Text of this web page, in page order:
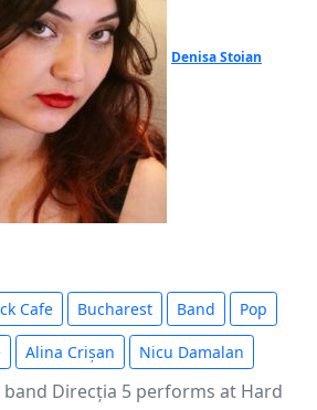
Denisa Stoian
Cafe Bucharest Band Pop
Alina Crișan Nicu Damalan
Direcția 5 performs at Hard